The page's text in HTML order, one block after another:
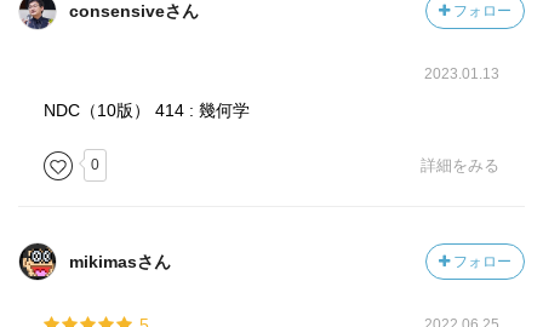
consensiveさん フォロー
2023.01.13
NDC（10版） 414 : 幾何学
0 詳細をみる
mikimasさん フォロー